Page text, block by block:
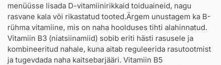
menüüsse lisada D-vitamiinirikkaid toiduaineid, nagu
rasvane kala või rikastatud tooted.Ärgem unustagem ka B-
rühma vitamiine, mis on naha hoolduses tihti alahinnatud.
Vitamiin B3 (niatsiinamiid) sobib eriti hästi rasusele ja
kombineeritud nahale, kuna aitab reguleerida rasutootmist
ja tugevdada naha kaitsebarjääri. Vitamiin B5